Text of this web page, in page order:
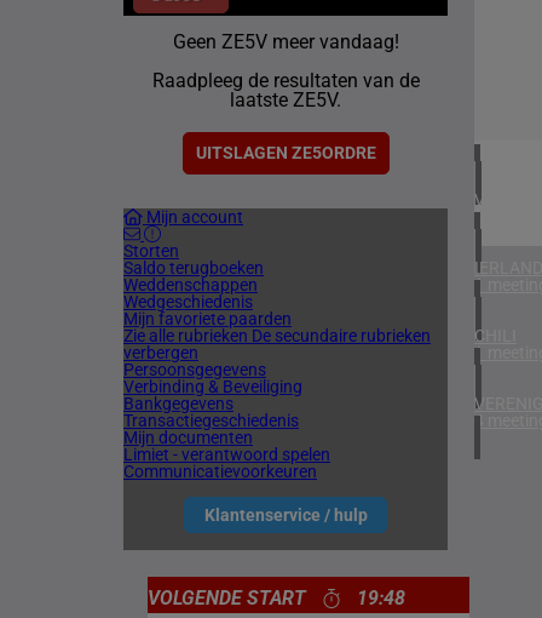
Geen ZE5V meer vandaag!
Raadpleeg de resultaten van de
laatste ZE5V.
UITSLAGEN ZE5ORDRE
Mijn account
Storten
Saldo terugboeken
Weddenschappen
Wedgeschiedenis
Mijn favoriete paarden
Zie alle rubrieken De secundaire rubrieken
verbergen
Persoonsgegevens
Verbinding & Beveiliging
Bankgegevens
Transactiegeschiedenis
Mijn documenten
Limiet - verantwoord spelen
Communicatievoorkeuren
Klantenservice / hulp
1
5
IERLAND
1
CHILI
1
4
VOLGENDE START 19:48